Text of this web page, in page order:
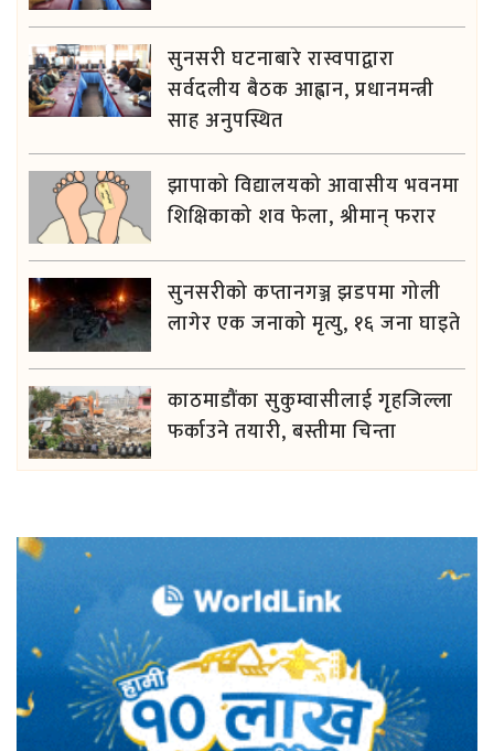
सुनसरी घटनाबारे रास्वपाद्वारा
सर्वदलीय बैठक आह्वान, प्रधानमन्त्री
साह अनुपस्थित
झापाको विद्यालयको आवासीय भवनमा
शिक्षिकाको शव फेला, श्रीमान् फरार
सुनसरीको कप्तानगञ्ज झडपमा गोली
लागेर एक जनाको मृत्यु, १६ जना घाइते
काठमाडौंका सुकुम्वासीलाई गृहजिल्ला
फर्काउने तयारी, बस्तीमा चिन्ता